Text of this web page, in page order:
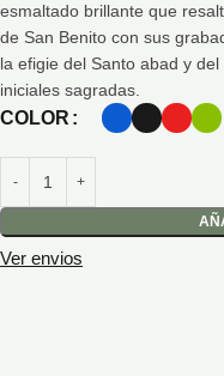
esmaltado brillante que
de San Benito con sus
la efigie del Santo abad y
iniciales sagradas.
COLOR
Ver envios